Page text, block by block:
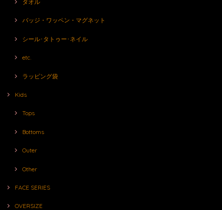
タオル
バッジ・ワッペン・マグネット
シール･タトゥー･ネイル
etc.
ラッピング袋
Kids
Tops
Bottoms
Outer
Other
FACE SERIES
OVERSIZE